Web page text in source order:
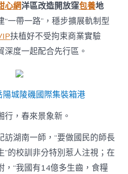
心網洋區改造開放窪包養地
“一帶一路”，穩步擴展軌制型
扶植好不受拘束商業實驗
度一起配合先行區。
城陵磯國際集裝箱港
行，春來景象新。
訪湖南一師，“要做國民的師長
”的校訓非分特別惹人注視；在
，“我國有14億多生齒，食糧